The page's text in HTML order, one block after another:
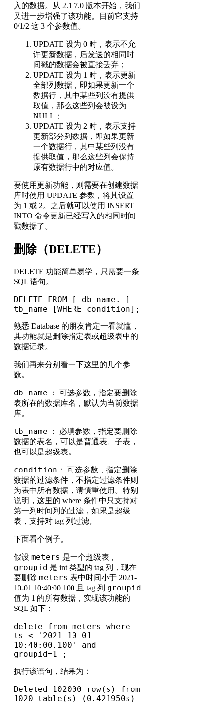
入的数据。从 2.1.7.0 版本开始，我们
又进一步增强了该功能。目前它支持
0/1/2 这 3 个参数值。
UPDATE 设为 0 时，表示不允
许更新数据，后发送的相同时
间戳的数据会被直接丢弃；
UPDATE 设为 1 时，表示更新
全部列数据，即如果更新一个
数据行，其中某些列没有提供
取值，那么这些列会被设为
NULL；
UPDATE 设为 2 时，表示支持
更新部分列数据，即如果更新
一个数据行，其中某些列没有
提供取值，那么这些列会保持
原有数据行中的对应值。
要使用更新功能，则需要在创建数据
库时使用 UPDATE 参数，将其设置
为 1 或 2。之后就可以使用 INSERT
INTO 命令更新已经写入的相同时间
戳数据了。
删除（DELETE）
DELETE 功能简单易学，只需要一条
SQL 语句。
DELETE FROM [ db_name. ]
tb_name [WHERE condition];
熟悉 Database 的朋友肯定一看就懂，
其功能就是删除指定表或超级表中的
数据记录。
我们再来分别看一下这里的几个参
数。
db_name ： 可选参数，指定要删除
表所在的数据库名，默认为当前数据
库。
tb_name ： 必填参数，指定要删除
数据的表名，可以是普通表、子表，
也可以是超级表。
condition ： 可选参数，指定删除
数据的过滤条件，不指定过滤条件则
为表中所有数据，请慎重使用。特别
说明，这里的 where 条件中只支持对
第一列时间列的过滤，如果是超级
表，支持对 tag 列过滤。
下面看个例子。
假设 meters 是一个超级表，
groupid 是 int 类型的 tag 列，现在
要删除 meters 表中时间小于 2021-
10-01 10:40:00.100 且 tag 列 groupid
值为 1 的所有数据，实现该功能的
SQL 如下：
delete from meters where
ts < '2021-10-01
10:40:00.100' and
groupid=1 ;
执行该语句，结果为：
Deleted 102000 row(s) from
1020 table(s) (0.421950s)